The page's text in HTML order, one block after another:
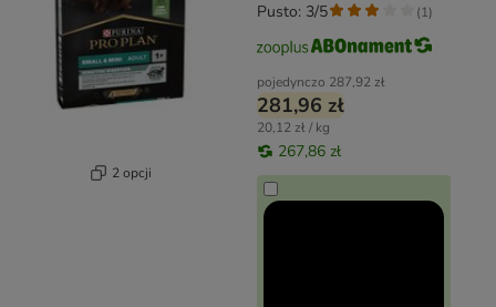
2 opcji
pojedynczo 287,92 zł
281,96 zł
20,12 zł / kg
267,86 zł
Pusto: 3/5 (1)